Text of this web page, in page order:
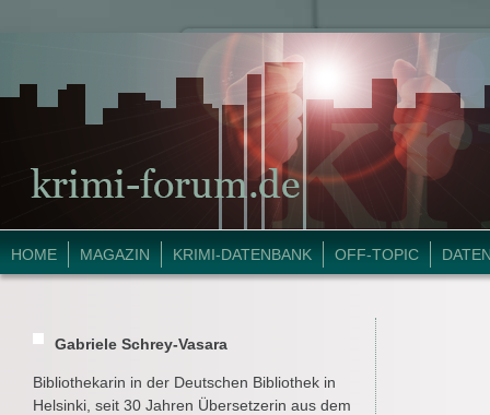
HOME MAGAZIN KRIMI-DATENBANK OFF-TOPIC
Gabriele Schrey-Vasara
Bibliothekarin in der Deutschen Bibliothek in
Helsinki, seit 30 Jahren Übersetzerin aus dem